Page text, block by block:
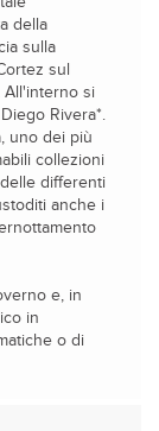
della
sulla
sul
All'interno si
Rivera*.
uno dei più
collezioni
differenti
anche i
e, in
in
o di